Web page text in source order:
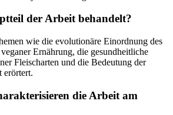
der Arbeit behandelt?
wie die evolutionäre Einordnung des
Ernährung, die gesundheitliche
Fleischarten und die Bedeutung der
erörtert.
die Arbeit am